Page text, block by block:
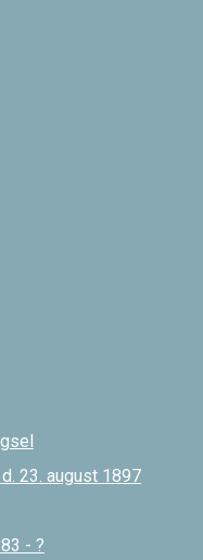
23. august 1897
- ?